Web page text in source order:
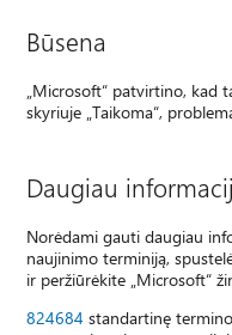
Būsena
„Microsoft“ patvirtino, kad
skyriuje „Taikoma“,
Daugiau
Norėdami gauti daugiau
naujinimo terminiją,
ir peržiūrėkite „Microsoft“
824684 standartinę